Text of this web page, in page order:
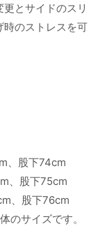
とサイドのスリ
時のストレスを可
、股下74cm
、股下75cm
、股下76cm
のサイズです。